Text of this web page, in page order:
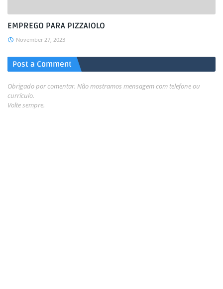
EMPREGO PARA PIZZAIOLO
November 27, 2023
Post a Comment
Obrigado por comentar. Não mostramos mensagem com telefone ou
currículo.
Volte sempre.